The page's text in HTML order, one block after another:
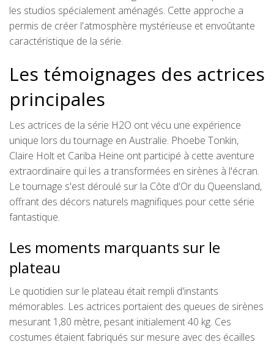
les studios spécialement aménagés. Cette approche a
permis de créer l'atmosphère mystérieuse et envoûtante
caractéristique de la série.
Les témoignages des actrices
principales
Les actrices de la série H2O ont vécu une expérience
unique lors du tournage en Australie. Phoebe Tonkin,
Claire Holt et Cariba Heine ont participé à cette aventure
extraordinaire qui les a transformées en sirènes à l'écran.
Le tournage s'est déroulé sur la Côte d'Or du Queensland,
offrant des décors naturels magnifiques pour cette série
fantastique.
Les moments marquants sur le
plateau
Le quotidien sur le plateau était rempli d'instants
mémorables. Les actrices portaient des queues de sirènes
mesurant 1,80 mètre, pesant initialement 40 kg. Ces
costumes étaient fabriqués sur mesure avec des écailles